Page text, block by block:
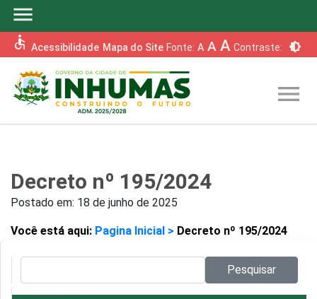
menu
accessible Acessibilidade Mapa do Site Fonte: A A A Contraste: brightness_6
menu
Decreto nº 195/2024
Postado em: 18 de junho de 2025
Você está aqui: Pagina Inicial > Decreto nº 195/2024
Pesquisar